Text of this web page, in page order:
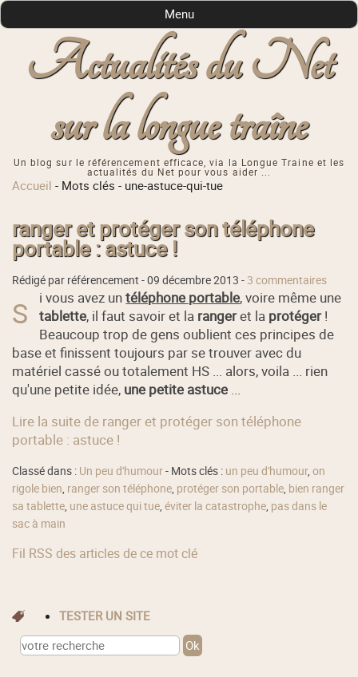
Actualités du Net
sur la longue traîne
Un blog sur le référencement efficace, via la Longue Traine et les
actualités du Net pour vous aider ...
Menu
Accueil - Mots clés - une-astuce-qui-tue
ranger et protéger son téléphone
portable : astuce !
Rédigé par référencement -09 décembre 2013 - 3 commentaires
S i vous avez untéléphone portable, voire même une
tablette, il faut savoir et la rangeret la protéger!
Beaucoup trop de gens oublient ces principes de
base et finissent toujours par se trouver avec du
matériel cassé ou totalement HS ... alors, voila ... rien
qu'une petite idée, une petite astuce ...
Lire la suite de ranger et protéger son téléphone
portable : astuce !
Classé dans : Un peu d'humour- Mots clés : un peu d'humour,on
rigole bien, ranger son téléphone, protéger son portable, bien ranger
sa tablette, une astuce qui tue,éviter la catastrophe, pas dans le
sac à main
Fil RSS des articles de ce mot clé
TESTER UN SITE